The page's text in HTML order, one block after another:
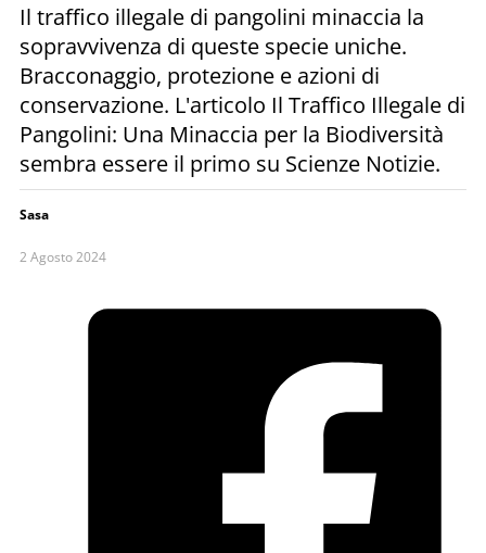
Il traffico illegale di pangolini minaccia la
sopravvivenza di queste specie uniche.
Bracconaggio, protezione e azioni di
conservazione. L'articolo Il Traffico Illegale di
Pangolini: Una Minaccia per la Biodiversità
sembra essere il primo su Scienze Notizie.
Sasa
2 Agosto 2024